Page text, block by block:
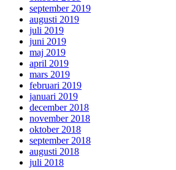
september 2019
augusti 2019
juli 2019
juni 2019
maj 2019
april 2019
mars 2019
februari 2019
januari 2019
december 2018
november 2018
oktober 2018
september 2018
augusti 2018
juli 2018